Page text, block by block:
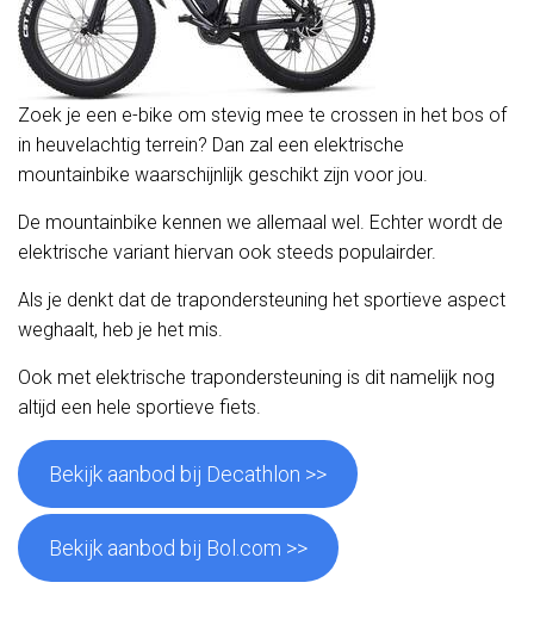
Zoek je een e-bike om stevig mee te crossen in het bos of
in heuvelachtig terrein? Dan zal een elektrische
mountainbike waarschijnlijk geschikt zijn voor jou.
De mountainbike kennen we allemaal wel. Echter wordt de
elektrische variant hiervan ook steeds populairder.
Als je denkt dat de trapondersteuning het sportieve aspect
weghaalt, heb je het mis.
Ook met elektrische trapondersteuning is dit namelijk nog
altijd een hele sportieve fiets.
Bekijk aanbod bij Decathlon >>
Bekijk aanbod bij Bol.com >>